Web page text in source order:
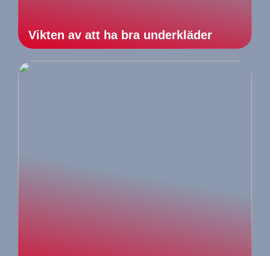
Vikten av att ha bra underkläder